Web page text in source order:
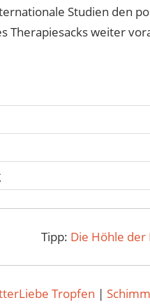
Studien den
Therapiesacks weiter
Tipp: Die Höhle
Tropfen |